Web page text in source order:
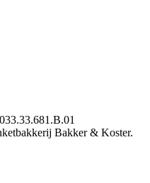
Bakker & Koster.